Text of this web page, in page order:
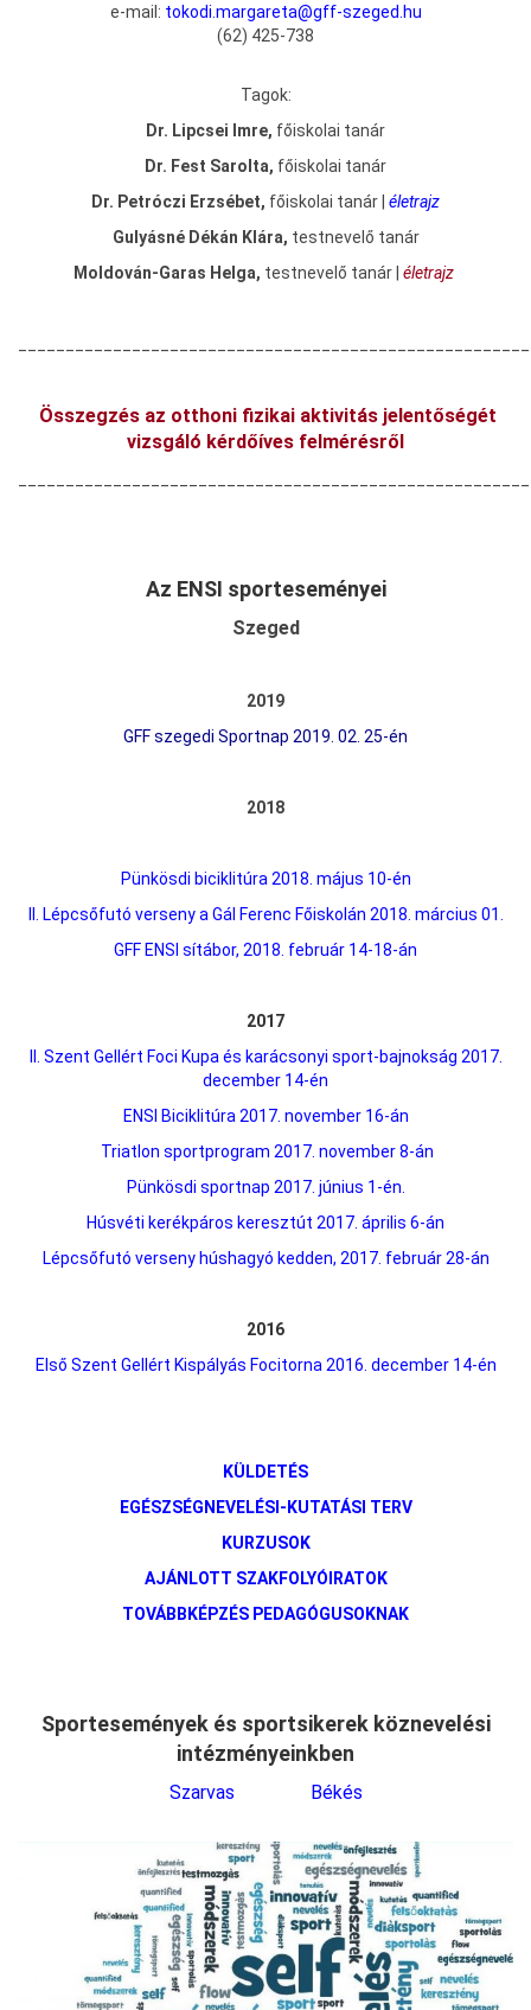
e-mail: tokodi.margareta@gff-szeged.hu
(62) 425-738
Tagok:
Dr. Lipcsei Imre, főiskolai tanár
Dr. Fest Sarolta, főiskolai tanár
Dr. Petróczi Erzsébet, főiskolai tanár | életrajz
Gulyásné Dékán Klára, testnevelő tanár
Moldován-Garas Helga, testnevelő tanár | életrajz
Összegzés az otthonifizikai aktivitás jelentőségét
vizsgáló kérdőíves felmérésről
Az ENSI sporteseményei
Szeged
2019
GFF szegedi Sportnap 2019. 02. 25-én
2018
Pünkösdi biciklitúra 2018. május 10-én
I. Lépcsőfutó verseny a Gál Ferenc Főiskolán 2018. március 01.
GFF ENSI sítábor, 2018. február 14-18-án
2017
II. Szent Gellért Foci Kupa és karácsonyi sport-bajnokság 2017.
december 14-én
ENSI Biciklitúra 2017. november 16-án
Triatlon sportprogram 2017. november 8-án
Pünkösdi sportnap 2017. június 1-én.
Húsvéti kerékpáros keresztút 2017. április 6-án
Lépcsőfutó verseny húshagyó kedden, 2017. február 28-án
2016
Első Szent Gellért Kispályás Focitorna 2016. december 14-én
KÜLDETÉS
EGÉSZSÉGNEVELÉSI-KUTATÁSI TERV
KURZUSOK
AJÁNLOTT SZAKFOLYÓIRATOK
TOVÁBBKÉPZÉS PEDAGÓGUSOKNAK
Sportesemények és sportsikerek köznevelési
intézményeinkben
Szarvas Békés